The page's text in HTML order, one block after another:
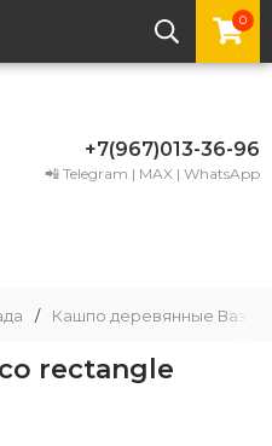
0
+7(967)013-36-96
📲 Telegram | MAX | WhatsApp
/ Кашпо деревянные
rectangle